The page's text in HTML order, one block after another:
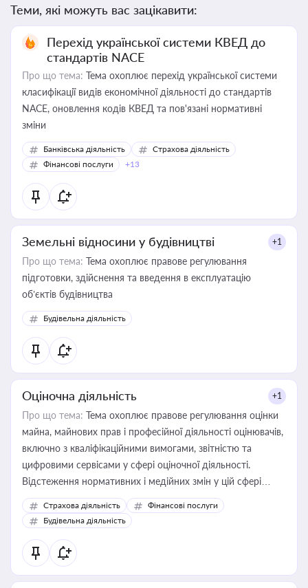
Теми, які можуть вас зацікавити:
Перехід української системи КВЕД до
стандартів NACE
Про що тема: Тема охоплює перехід української системи
класифікації видів економічної діяльності до стандартів
NACE, оновлення кодів КВЕД та пов'язані нормативні
зміни
Банківська діяльність
Страхова діяльність
Фінансові послуги
+13
Земельні відносини у будівництві +1
Про що тема: Тема охоплює правове регулювання
підготовки, здійснення та введення в експлуатацію
об’єктів будівництва
Будівельна діяльність
Оціночна діяльність +1
Про що тема: Тема охоплює правове регулювання оцінки
майна, майнових прав і професійної діяльності оцінювачів,
включно з кваліфікаційними вимогами, звітністю та
цифровими сервісами у сфері оціночної діяльності.
Відстеження нормативних і медійних змін у цій сфері
корисне для власника бізнесу, керівника, юриста або
бухгалтера під час оподаткування, приватизації, оренди
державного майна, корпоративних угод і перевірки
статусу суб'єктів оціночної діяльності
Страхова діяльність
Фінансові послуги
Будівельна діяльність